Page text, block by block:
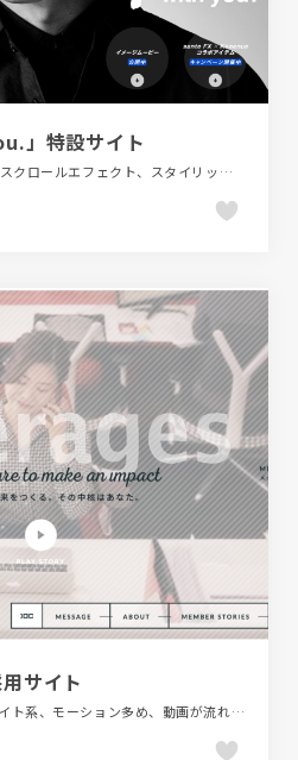
」特設サイト
LP・特集ページ、グレー系、スクロールエフェクト、スタイリッシュ、モーション多め、医療・ヘルスケア、大きめ写真
サイト
スクロールエフェクト、ホワイト系、モーション多め、動画が流れる、大きめ写真、新卒・中途採用サイト、金融・法律・人材・専門職